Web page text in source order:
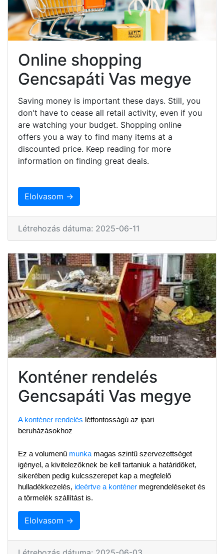
Online shopping
Gencsapáti Vas megye
Saving money is important these days. Still, you
don't have to cease all retail activity, even if you
are watching your budget. Shopping online
offers you a way to find many items at a
discounted price. Keep reading for more
information on finding great deals.
Elolvasom →
Létrehozás dátuma: 2025-06-11
Konténer rendelés
Gencsapáti Vas megye
A konténer rendelés létfontosságú az ipari
beruházásokhoz
Ez a volumenű munka magas szintű szervezettséget
igényel, a kivitelezőknek be kell tartaniuk a határidőket,
sikerében pedig kulcsszerepet kap a megfelelő
hulladékkezelés, ideértve a konténer megrendeléseket és
a törmelék szállítást is.
Elolvasom →